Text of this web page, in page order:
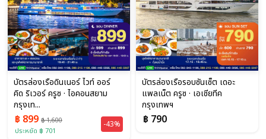
บัตรล่องเรือดินเนอร์ ไวท์ ออร์
คิด ริเวอร์ ครูซ · ไอคอนสยาม
กรุงเท...
฿ 899 ฿ 1,600
ประหยัด ฿ 701
-43%
บัตรล่องเรือรอบซันเซ็ต เดอะ
แพลเน็ต ครูซ · เอเชียทีค
กรุงเทพฯ
฿ 790